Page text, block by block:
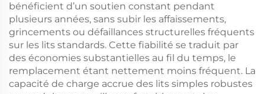
bénéficient d’un soutien constant pendant
plusieurs années, sans subir les affaissements,
grincements ou défaillances structurelles fréquents
sur les lits standards. Cette fiabilité se traduit par
des économies substantielles au fil du temps, le
remplacement étant nettement moins fréquent. La
capacité de charge accrue des lits simples robustes